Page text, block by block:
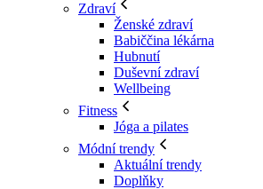
Zdraví
Ženské zdraví
Babiččina lékárna
Hubnutí
Duševní zdraví
Wellbeing
Fitness
Jóga a pilates
Módní trendy
Aktuální trendy
Doplňky